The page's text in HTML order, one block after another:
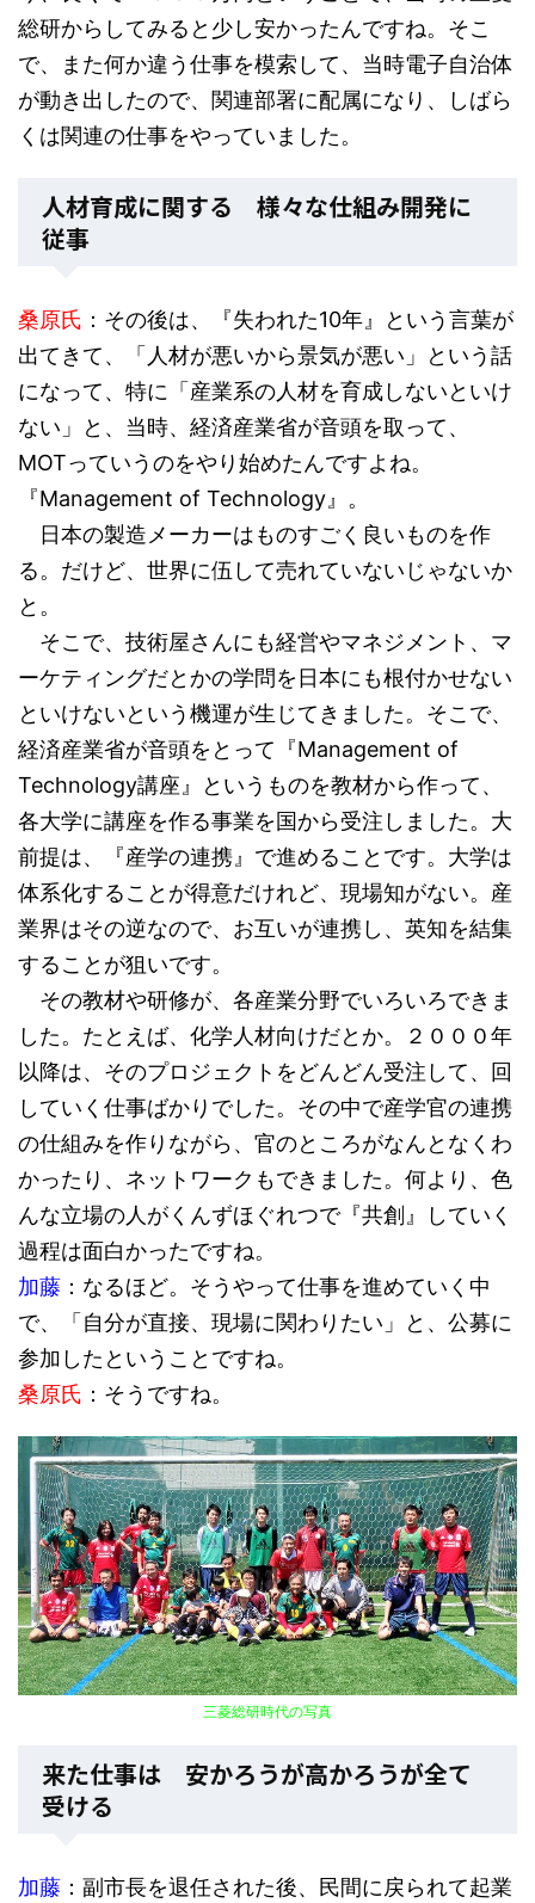
総研からしてみると少し安かったんですね。そこ
で、また何か違う仕事を模索して、当時電子自治体
が動き出したので、関連部署に配属になり、しばら
くは関連の仕事をやっていました。
人材育成に関する 様々な仕組み開発に
従事
桑原氏 ：その後は、『失われた10年』という言葉が
出てきて、「人材が悪いから景気が悪い」という話
になって、特に「産業系の人材を育成しないといけ
ない」と、当時、経済産業省が音頭を取って、
MOTっていうのをやり始めたんですよね。
『Management of Technology』。
日本の製造メーカーはものすごく良いものを作
る。だけど、世界に伍して売れていないじゃないか
と。
そこで、技術屋さんにも経営やマネジメント、マ
ーケティングだとかの学問を日本にも根付かせない
といけないという機運が生じてきました。そこで、
経済産業省が音頭をとって『Management of
Technology講座』というものを教材から作って、
各大学に講座を作る事業を国から受注しました。大
前提は、『産学の連携』で進めることです。大学は
体系化することが得意だけれど、現場知がない。産
業界はその逆なので、お互いが連携し、英知を結集
することが狙いです。
その教材や研修が、各産業分野でいろいろできま
した。たとえば、化学人材向けだとか。２０００年
以降は、そのプロジェクトをどんどん受注して、回
していく仕事ばかりでした。その中で産学官の連携
の仕組みを作りながら、官のところがなんとなくわ
かったり、ネットワークもできました。何より、色
んな立場の人がくんずほぐれつで『共創』していく
過程は面白かったですね。
加藤 ：なるほど。そうやって仕事を進めていく中
で、「自分が直接、現場に関わりたい」と、公募に
参加したということですね。
桑原氏 ：そうですね。
三菱総研時代の写真
来た仕事は 安かろうが高かろうが全て
受ける
加藤 ：副市長を退任された後、民間に戻られて起業